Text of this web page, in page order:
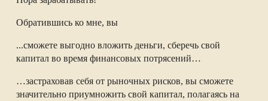
Обратившись ко мне, вы
...сможете выгодно вложить деньги, сберечь свой
капитал во время финансовых потрясений…
…застраховав себя от рыночных рисков, вы сможете
значительно приумножить свой капитал, полагаясь на